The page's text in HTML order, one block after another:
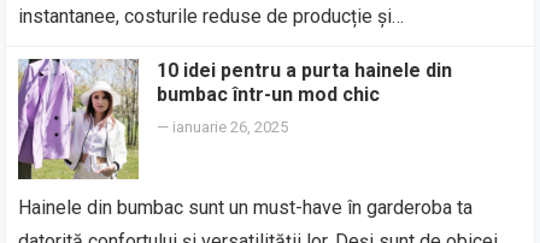
instantanee, costurile reduse de producție și…
10 idei pentru a purta hainele din
bumbac într-un mod chic
— ianuarie 26, 2025
Hainele din bumbac sunt un must-have în garderoba ta